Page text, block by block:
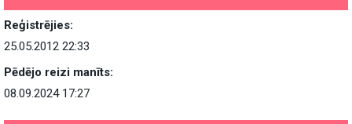
Reģistrējies:
25.05.2012 22:33
Pēdējo reizi manīts:
08.09.2024 17:27